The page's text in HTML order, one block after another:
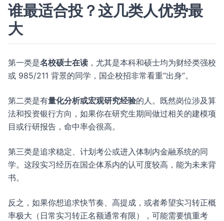
谁最适合投？这几类人优势最
大
第一类是名校硕士在读 ，尤其是本科和硕士均为财经类强校
或 985/211 背景的同学，国企校招非常看重“出身”。
第二类是有量化分析或宏观研究经验的人。既然岗位涉及算
法和投资银行方向，如果你在研究生期间做过相关的建模项
目或行研报告，命中率会很高。
第三类是追求稳定、计划考公或进入体制内金融系统的同
学。这段实习经历在国企体系内的认可度较高，能为未来背
书。
反之，如果你想追求快节奏、高提成，或者希望实习转正概
率极大（日常实习转正名额通常有限），可能需要慎重考